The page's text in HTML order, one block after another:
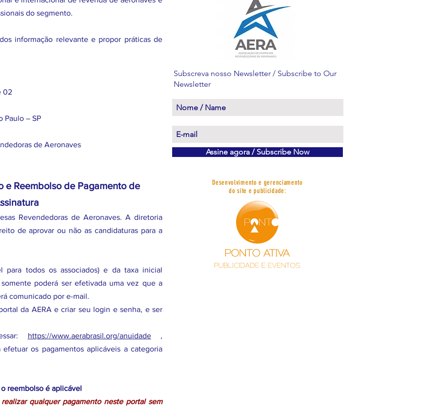
do segmento.
informação relevante e propor práticas de
02
Paulo – SP
de Aeronaves
e Reembolso de Pagamento de
Revendedoras de Aeronaves. A diretoria
de aprovar ou não as candidaturas para a
para todos os associados) e da taxa inicial
poderá ser efetivada uma vez que a
comunicado por e-mail.
da AERA e criar seu login e senha, e ser
https://www.aerabrasil.org/anuidade,
os pagamentos aplicáveis a categoria
reembolso é aplicável
qualquer pagamento neste portal sem
Subscreva nosso Newsletter / Subscribe to Our
Newsletter
Assine agora / Subscribe Now
Desenvolvimento e gerenciamento
do site e publicidade: